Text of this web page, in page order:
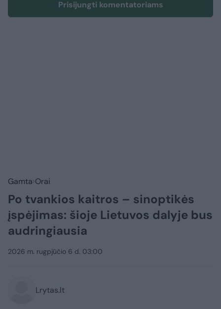
Prisijungti komentatoriams
Gamta Orai
Po tvankios kaitros – sinoptikės
įspėjimas: šioje Lietuvos dalyje bus
audringiausia
2026 m. rugpjūčio 6 d. 03:00
Lrytas.lt